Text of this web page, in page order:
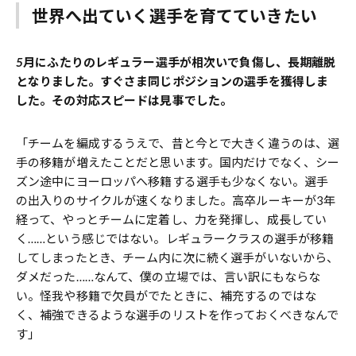
世界へ出ていく選手を育てていきたい
――5月にふたりのレギュラー選手が相次いで負傷し、長期離脱
となりました。すぐさま同じポジションの選手を獲得しま
した。その対応スピードは見事でした。
「チームを編成するうえで、昔と今とで大きく違うのは、選
手の移籍が増えたことだと思います。国内だけでなく、シー
ズン途中にヨーロッパへ移籍する選手も少なくない。選手
の出入りのサイクルが速くなりました。高卒ルーキーが3年
経って、やっとチームに定着し、力を発揮し、成長してい
く……という感じではない。レギュラークラスの選手が移籍
してしまったとき、チーム内に次に続く選手がいないから、
ダメだった……なんて、僕の立場では、言い訳にもならな
い。怪我や移籍で欠員がでたときに、補充するのではな
く、補強できるような選手のリストを作っておくべきなんで
す」